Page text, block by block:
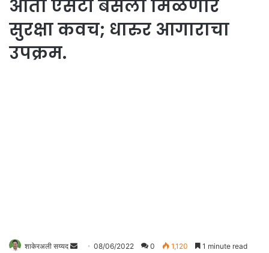
आता एसटी बसला मिळणार
सुरक्षा कवच; धारुर आगाराचा
उपक्रम.
शाकेरअली सय्यद
Send08/06/2022 0 1,120 1 minute read